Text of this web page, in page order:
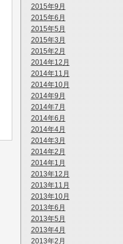
2015年9月
2015年6月
2015年5月
2015年3月
2015年2月
2014年12月
2014年11月
2014年10月
2014年9月
2014年7月
2014年6月
2014年4月
2014年3月
2014年2月
2014年1月
2013年12月
2013年11月
2013年10月
2013年6月
2013年5月
2013年4月
2013年2月